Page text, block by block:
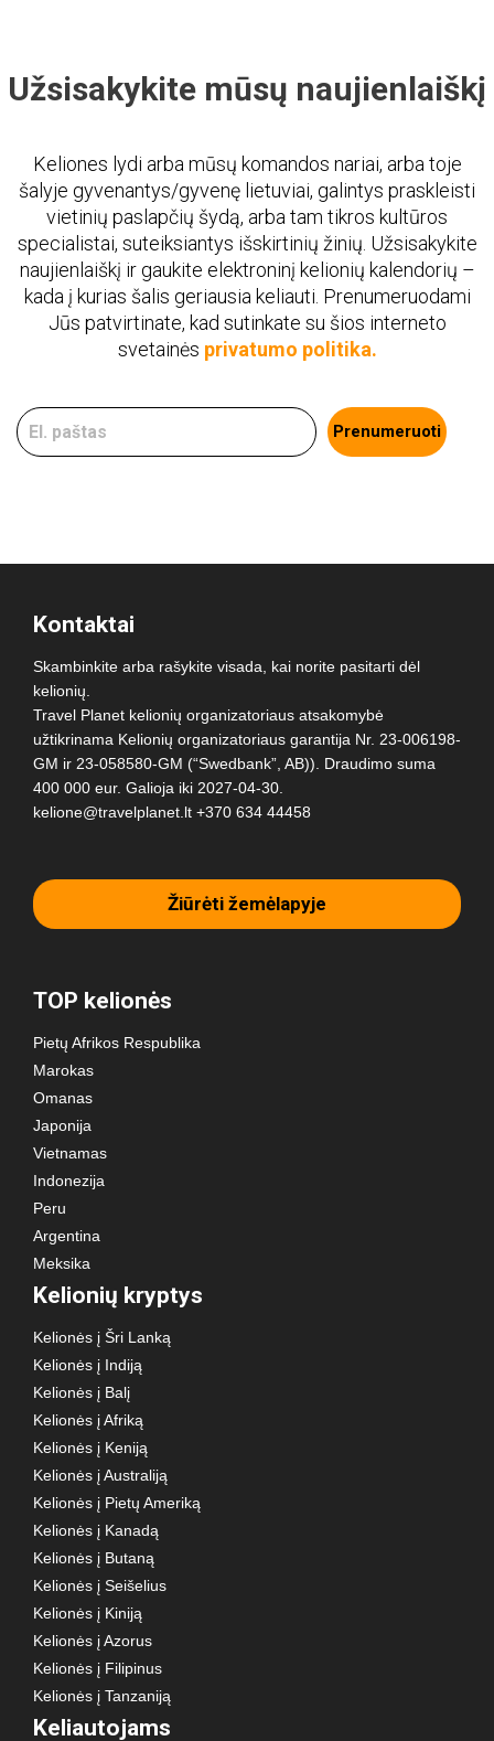
Užsisakykite mūsų naujienlaiškį
Keliones lydi arba mūsų komandos nariai, arba toje
šalyje gyvenantys/gyvenę lietuviai, galintys praskleisti
vietinių paslapčių šydą, arba tam tikros kultūros
specialistai, suteiksiantys išskirtinių žinių. Užsisakykite
naujienlaiškį ir gaukite elektroninį kelionių kalendorių –
kada į kurias šalis geriausia keliauti. Prenumeruodami
Jūs patvirtinate, kad sutinkate su šios interneto
svetainės privatumo politika.
Prenumeruoti
Kontaktai
Skambinkite arba rašykite visada, kai norite pasitarti dėl
kelionių.
Travel Planet kelionių organizatoriaus atsakomybė
užtikrinama Kelionių organizatoriaus garantija Nr. 23-006198-
GM ir 23-058580-GM (“Swedbank”, AB)). Draudimo suma
400 000 eur. Galioja iki 2027-04-30.
kelione@travelplanet.lt +370 634 44458
Žiūrėti žemėlapyje
TOP kelionės
Pietų Afrikos Respublika
Marokas
Omanas
Japonija
Vietnamas
Indonezija
Peru
Argentina
Meksika
Kelionių kryptys
Kelionės į Šri Lanką
Kelionės į Indiją
Kelionės į Balį
Kelionės į Afriką
Kelionės į Keniją
Kelionės į Australiją
Kelionės į Pietų Ameriką
Kelionės į Kanadą
Kelionės į Butaną
Kelionės į Seišelius
Kelionės į Kiniją
Kelionės į Azorus
Kelionės į Filipinus
Kelionės į Tanzaniją
Keliautojams